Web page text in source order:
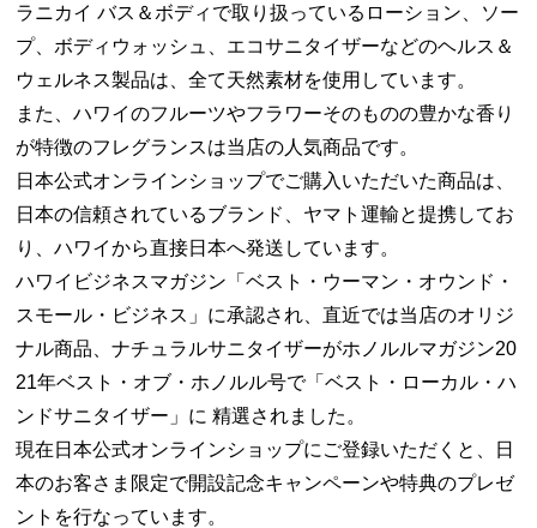
ラニカイ バス＆ボディで取り扱っているローション、ソー
プ、ボディウォッシュ、エコサニタイザーなどのヘルス＆
ウェルネス製品は、全て天然素材を使用しています。
また、ハワイのフルーツやフラワーそのものの豊かな香り
が特徴のフレグランスは当店の人気商品です。
日本公式オンラインショップでご購入いただいた商品は、
日本の信頼されているブランド、ヤマト運輸と提携してお
り、ハワイから直接日本へ発送しています。
ハワイビジネスマガジン「ベスト・ウーマン・オウンド・
スモール・ビジネス」に承認され、直近では当店のオリジ
ナル商品、ナチュラルサニタイザーがホノルルマガジン20
21年ベスト・オブ・ホノルル号で「ベスト・ローカル・ハ
ンドサニタイザー」に 精選されました。
現在日本公式オンラインショップにご登録いただくと、日
本のお客さま限定で開設記念キャンペーンや特典のプレゼ
ントを行なっています。